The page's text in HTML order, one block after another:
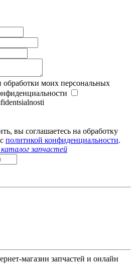
моих персональных
вы соглашаетесь на обработку
политикой конфиденциальности.
запчастей
магазин запчастей и онлайн